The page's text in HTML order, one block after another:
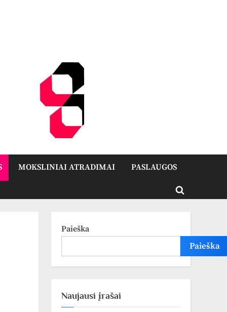
MOKSLINIAI ATRADIMAI PASLAUGOS
Toggle
Paieška
Paieška
Naujausi įrašai